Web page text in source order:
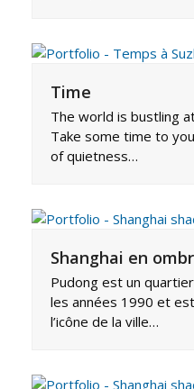
Time
The world is bustling
Take some time to
of quietness…
Shanghai en
Pudong est un
les années 1990 et
l’icône de la ville…